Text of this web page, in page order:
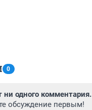
0
ни одного комментария.
обсуждение первым!